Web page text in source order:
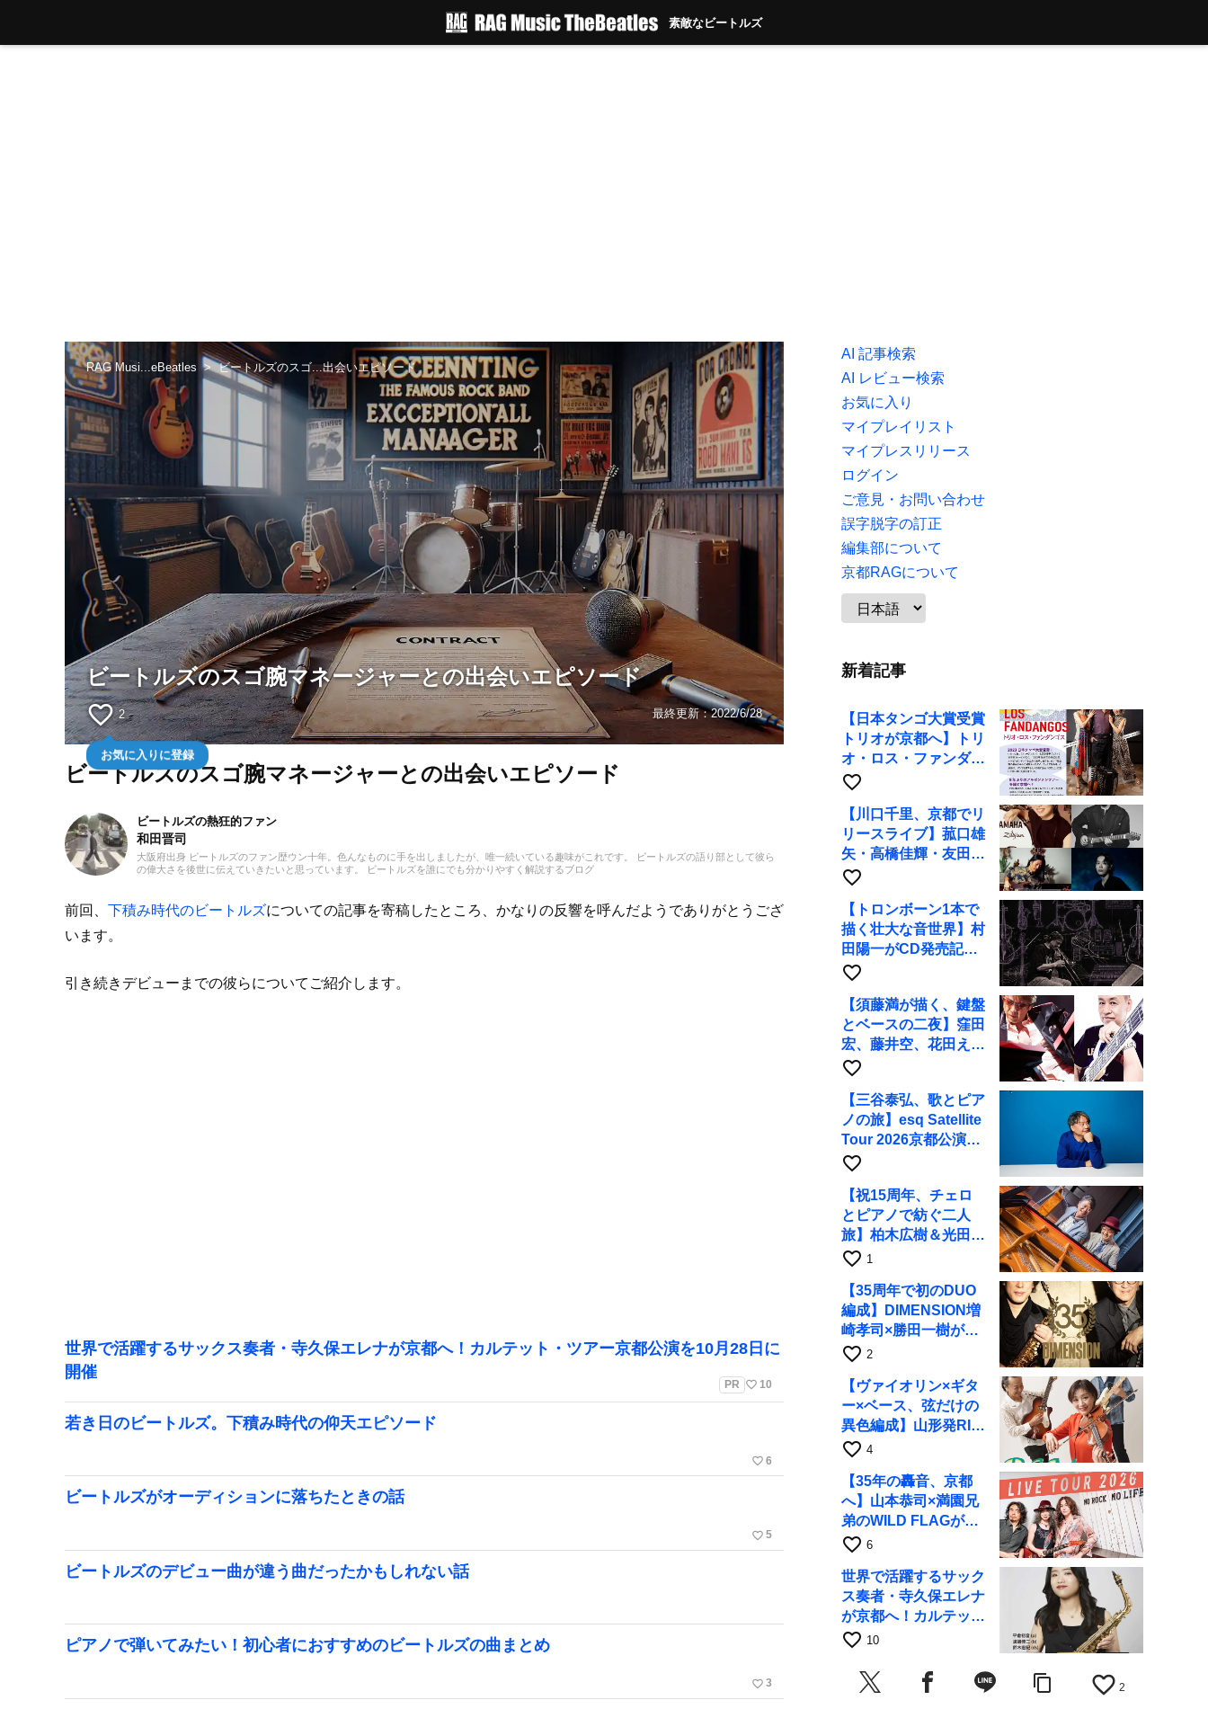
素敵なビートルズ
RAG Musi...eBeatles ビートルズのスゴ...出会いエピソード
ビートルズのスゴ腕マネージャーとの出会いエピソード
favorite_border 2
お気に入りに登録
最終更新：2022/6/28
ビートルズのスゴ腕マネージャーとの出会いエピソード
ビートルズの熱狂的ファン
和田晋司
大阪府出身 ビートルズのファン歴ウン十年。色んなものに手を出しましたが、唯一続いている趣味がこれです。 ビートルズの語り部として彼ら
の偉大さを後世に伝えていきたいと思っています。 ビートルズを誰にでも分かりやすく解説するブログ
前回、 下積み時代のビートルズについての記事を寄稿したところ、かなりの反響を呼んだようでありがとうござ
います。
引き続きデビューまでの彼らについてご紹介します。
世界で活躍するサックス奏者・寺久保エレナが京都へ！カルテット・ツアー京都公演を10月28日に
開催
PR favorite_border 10
若き日のビートルズ。下積み時代の仰天エピソード
favorite_border 6
ビートルズがオーディションに落ちたときの話
favorite_border 5
ビートルズのデビュー曲が違う曲だったかもしれない話
ピアノで弾いてみたい！初心者におすすめのビートルズの曲まとめ
favorite_border 3
AI 記事検索
AI レビュー検索
お気に入り
マイプレイリスト
マイプレスリリース
ログイン
ご意見・お問い合わせ
誤字脱字の訂正
編集部について
京都RAGについて
新着記事
【日本タンゴ大賞受賞
トリオが京都へ】トリ
オ・ロス・ファンダン
ゴスが10月9日にRAG
favorite_border
【川口千里、京都でリ
リースライブ】菰口雄
矢・高橋佳輝・友田ジ
ュンと9月28日にRAG
favorite_border
【トロンボーン1本で
描く壮大な音世界】村
田陽一がCD発売記念
ツアーで9月4日に京
favorite_border
【須藤満が描く、鍵盤
とベースの二夜】窪田
宏、藤井空、花田えみ
と京都RAGで共演
favorite_border
【三谷泰弘、歌とピア
ノの旅】esq Satellite
Tour 2026京都公演を
10月に開催
favorite_border
【祝15周年、チェロ
とピアノで紡ぐ二人
旅】柏木広樹＆光田健
一が11月12日に京都
favorite_border 1
【35周年で初のDUO
編成】DIMENSION増
崎孝司×勝田一樹が10
月11日に京都RAGへ
favorite_border 2
【ヴァイオリン×ギタ
ー×ベース、弦だけの
異色編成】山形発RIM
が初全国ツアーで8月
favorite_border 4
【35年の轟音、京都
へ】山本恭司×満園兄
弟のWILD FLAGが8
月6日にRAGでライブ
favorite_border 6
世界で活躍するサック
ス奏者・寺久保エレナ
が京都へ！カルテッ
ト・ツアー京都公演を
favorite_border 10
content_copy favorite_border 2